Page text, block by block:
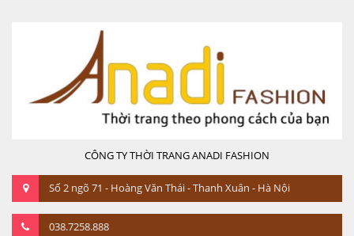
CÔNG TY THỜI TRANG ANADI FASHION
Số 2 ngõ 71 - Hoàng Văn Thái - Thanh Xuân - Hà Nội
038.7258.888